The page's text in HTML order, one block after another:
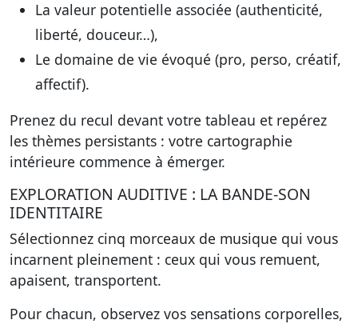
La valeur potentielle associée (authenticité,
liberté, douceur…),
Le domaine de vie évoqué (pro, perso, créatif,
affectif).
Prenez du recul devant votre tableau et repérez
les thèmes persistants : votre cartographie
intérieure commence à émerger.
EXPLORATION AUDITIVE : LA BANDE-SON
IDENTITAIRE
Sélectionnez cinq morceaux de musique qui vous
incarnent pleinement : ceux qui vous remuent,
apaisent, transportent.
Pour chacun, observez vos sensations corporelles,